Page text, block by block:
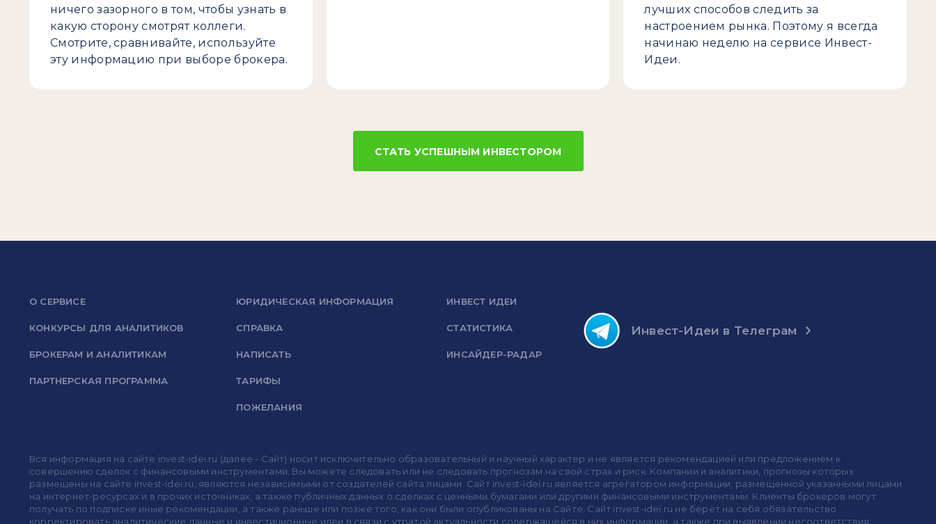
ничего зазорного в том, чтобы узнать в
какую сторону смотрят коллеги.
Смотрите, сравнивайте, используйте
эту информацию при выборе брокера.
лучших способов следить за
настроением рынка. Поэтому я всегда
начинаю неделю на сервисе Инвест-
Идеи.
СТАТЬ УСПЕШНЫМ ИНВЕСТОРОМ
Инвест-Идеи в Телеграм
О СЕРВИСЕ
КОНКУРСЫ ДЛЯ АНАЛИТИКОВ
БРОКЕРАМ И АНАЛИТИКАМ
ПАРТНЕРСКАЯ ПРОГРАММА
ЮРИДИЧЕСКАЯ ИНФОРМАЦИЯ
СПРАВКА
НАПИСАТЬ
ТАРИФЫ
ПОЖЕЛАНИЯ
ИНВЕСТ ИДЕИ
СТАТИСТИКА
ИНСАЙДЕР-РАДАР
Вся информация на сайте invest-idei.ru (далее - Сайт) носит исключительно образовательный и научный характер и не является рекомендацией или предложением к
совершению сделок с финансовыми инструментами. Вы можете следовать или не следовать прогнозам на свой страх и риск. Компании и аналитики, прогнозы которых
размещены на сайте invest-idei.ru, являются независимыми от создателей сайта лицами. Сайт invest-idei.ru является агрегатором информации, размещенной указанными лицами
на интернет-ресурсах и в прочих источниках, а также публичных данных о сделках с ценными бумагами или другими финансовыми инструментами. Клиенты брокеров могут
получать по подписке иные рекомендации, а также раньше или позже того, как они были опубликованы на Сайте. Сайт invest-idei.ru не берет на себя обязательство
корректировать аналитические данные и инвестиционные идеи в связи с утратой актуальности содержащейся в них информации, а также при выявлении несоответствия